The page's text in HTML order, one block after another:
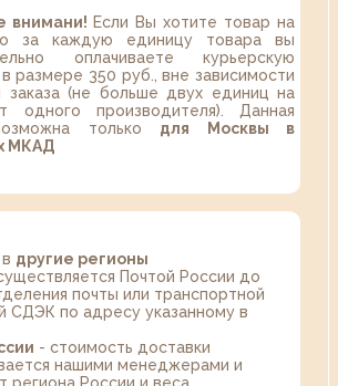
внимани! Если Вы хотите товар на
за каждую единицу товара вы
оплачиваете курьерскую
размере 350 руб., вне зависимости
заказа (не больше двух единиц на
одного производителя). Данная
только для Москвы в
МКАД
другие регионы
Почтой России до
почты или транспортной
СДЭК по адресу указанному в
- стоимость доставки
нашими менеджерами и